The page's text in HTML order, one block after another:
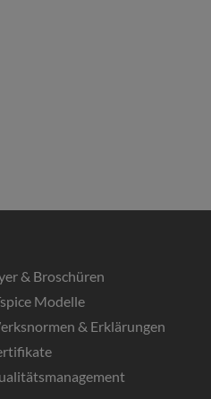
& Broschüren
Modelle
& Erklärungen